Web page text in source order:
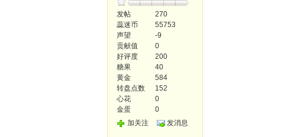
发帖
270
蕊迷币
55753
声望
-9
贡献值
0
好评度
200
糖果
40
黄金
584
转盘点数
152
心花
0
金蛋
0
加关注
发消息